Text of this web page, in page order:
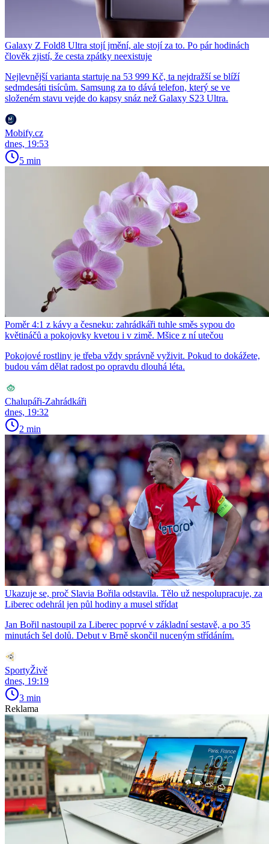
Galaxy Z Fold8 Ultra stojí jmění, ale stojí za to. Po pár hodinách
člověk zjistí, že cesta zpátky neexistuje
Nejlevnější varianta startuje na 53 999 Kč, ta nejdražší se blíží
sedmdesáti tisícům. Samsung za to dává telefon, který se ve
složeném stavu vejde do kapsy snáz než Galaxy S23 Ultra.
Mobify.cz
dnes, 19:53
5 min
Poměr 4:1 z kávy a česneku: zahrádkáři tuhle směs sypou do
květináčů a pokojovky kvetou i v zimě. Mšice z ní utečou
Pokojové rostliny je třeba vždy správně vyživit. Pokud to dokážete,
budou vám dělat radost po opravdu dlouhá léta.
Chalupáři-Zahrádkáři
dnes, 19:32
2 min
Ukazuje se, proč Slavia Bořila odstavila. Tělo už nespolupracuje, za
Liberec odehrál jen půl hodiny a musel střídat
Jan Bořil nastoupil za Liberec poprvé v základní sestavě, a po 35
minutách šel dolů. Debut v Brně skončil nuceným střídáním.
SportyŽivě
dnes, 19:19
3 min
Reklama